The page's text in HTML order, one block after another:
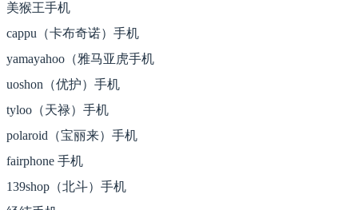
美猴王手机
cappu（卡布奇诺）手机
yamayahoo（雅马亚虎手机
uoshon（优护）手机
tyloo（天禄）手机
polaroid（宝丽来）手机
fairphone 手机
139shop（北斗）手机